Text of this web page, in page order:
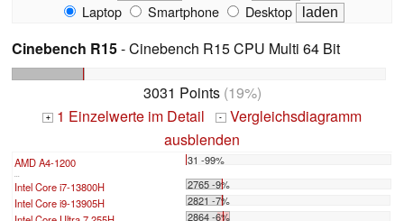
Laptop
Smartphone Desktop
Cinebench R15- Cinebench R15 CPU Multi 64 Bit
3031 Points(19%)
+ 1 Einzelwerte im Detail - Vergleichsdiagramm
ausblenden
AMD A4-1200 31 -99%
Intel Core i7-13800H
2765 -9%
Intel Core i9-13905H
2821 -7%
2864 -6%